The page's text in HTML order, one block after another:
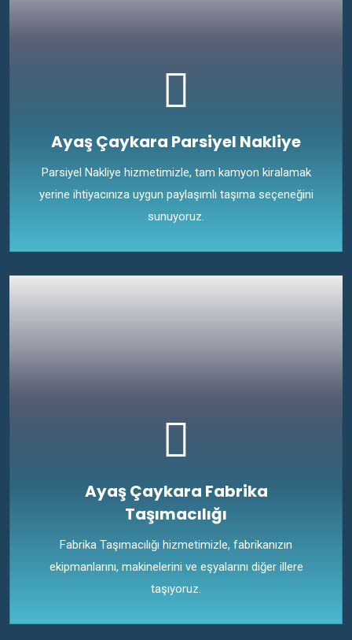
Ayaş Çaykara Parsiyel Nakliye
Parsiyel Nakliye hizmetimizle, tam kamyon kiralamak
yerine ihtiyacınıza uygun paylaşımlı taşıma seçeneğini
sunuyoruz.
Ayaş Çaykara Fabrika
Taşımacılığı
Fabrika Taşımacılığı hizmetimizle, fabrikanızın
ekipmanlarını, makinelerini ve eşyalarını diğer illere
taşıyoruz.